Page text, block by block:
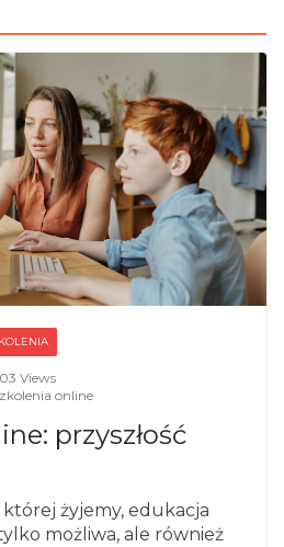
Views
online
przyszłość
żyjemy, edukacja
możliwa, ale również